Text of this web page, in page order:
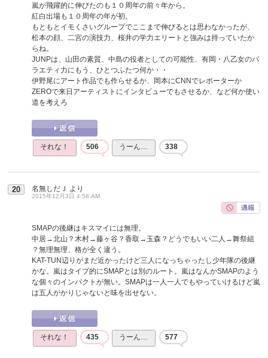
嵐が飛躍的に伸びたのも１０周年の前々年から。
紅白出場も１０周年の年が初。
もともとイモくさいグループでここまで伸びるとは思わなかったが、
松本の顔、二宮の演技力、桜井の学力エリートと強みは持っていたか
らね。
JUNPは、山田の素質、中島の役者としての可能性、有岡・八乙女のバ
ラエティ力にもう、ひとつふたつ何か・・
伊野尾にアート作品でも作らせるか、岡本にCNNでレポーターか
ZEROで来日アーティストにインタビューでもさせるか、など何か使い
道を考えろ
それな！ 506 うーん… 338
20 名無しだＪ より
2015年12月3日 4:58 AM
SMAPの後継はキスマイには無理。
中居→北山？木村→藤ヶ谷？香取→玉森？どうでもいい二人→舞祭組
？無理無理、格が全く違う。
KAT-TUN辺りがまだ近かったけど三人になっちゃったし少年隊の後継
かな。嵐はタイプ的にSMAPとは別のルート。嵐はなんかSMAPのよう
な個々のインパクトが無い。SMAPは一人一人でもやっていけるけど嵐
は五人がかりじゃないと味を出せない。
それな！ 435 うーん… 577